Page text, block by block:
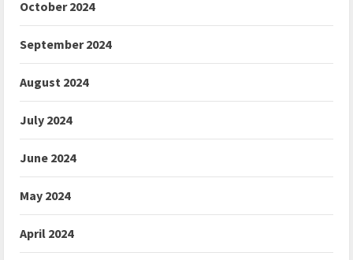
October 2024
September 2024
August 2024
July 2024
June 2024
May 2024
April 2024